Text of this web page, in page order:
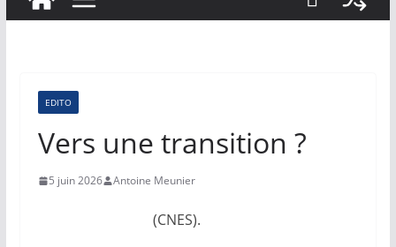
EDITO
Vers une transition ?
5 juin 2026 Antoine Meunier
(CNES).